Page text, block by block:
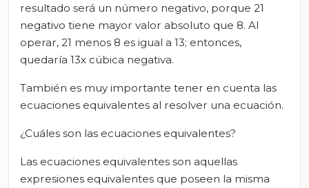
resultado será un número negativo, porque 21
negativo tiene mayor valor absoluto que 8. Al
operar, 21 menos 8 es igual a 13; entonces,
quedaría 13x cúbica negativa.
También es muy importante tener en cuenta las
ecuaciones equivalentes al resolver una ecuación.
¿Cuáles son las ecuaciones equivalentes?
Las ecuaciones equivalentes son aquellas
expresiones equivalentes que poseen la misma